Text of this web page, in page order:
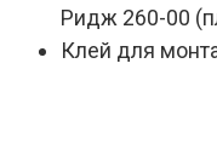
Ридж 260-00
Клей для